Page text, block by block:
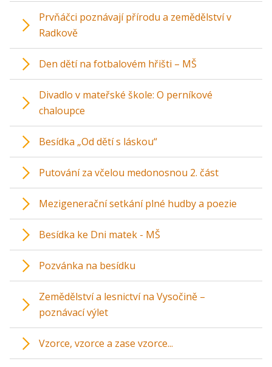
Prvňáčci poznávají přírodu a zemědělství v
Radkově
Den dětí na fotbalovém hřišti – MŠ
Divadlo v mateřské škole: O perníkové
chaloupce
Besídka „Od dětí s láskou“
Putování za včelou medonosnou 2. část
Mezigenerační setkání plné hudby a poezie
Besídka ke Dni matek - MŠ
Pozvánka na besídku
Zemědělství a lesnictví na Vysočině –
poznávací výlet
Vzorce, vzorce a zase vzorce...